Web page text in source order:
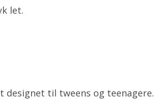
let.
designet til tweens og teenagere.